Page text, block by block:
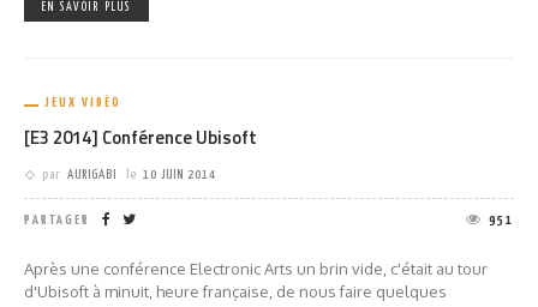
EN SAVOIR PLUS
JEUX VIDÉO
[E3 2014] Conférence Ubisoft
par AURIGABI le 10 JUIN 2014
PARTAGER 951
Après une conférence Electronic Arts un brin vide, c'était au tour
d'Ubisoft à minuit, heure française, de nous faire quelques